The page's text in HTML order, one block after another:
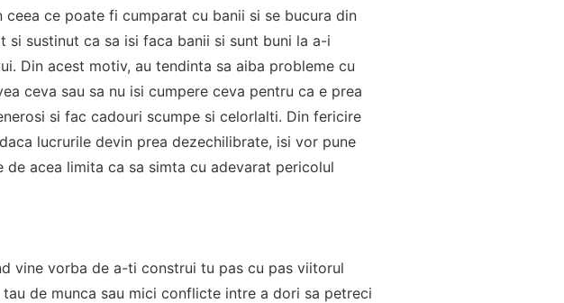
ce poate fi cumparat cu banii si se bucura din
sustinut ca sa isi faca banii si sunt buni la a-i
Din acest motiv, au tendinta sa aiba probleme cu
ceva sau sa nu isi cumpere ceva pentru ca e prea
si fac cadouri scumpe si celorlalti. Din fericire
lucrurile devin prea dezechilibrate, isi vor pune
acea limita ca sa simta cu adevarat pericolul
vine vorba de a-ti construi tu pas cu pas viitorul
de munca sau mici conflicte intre a dori sa petreci